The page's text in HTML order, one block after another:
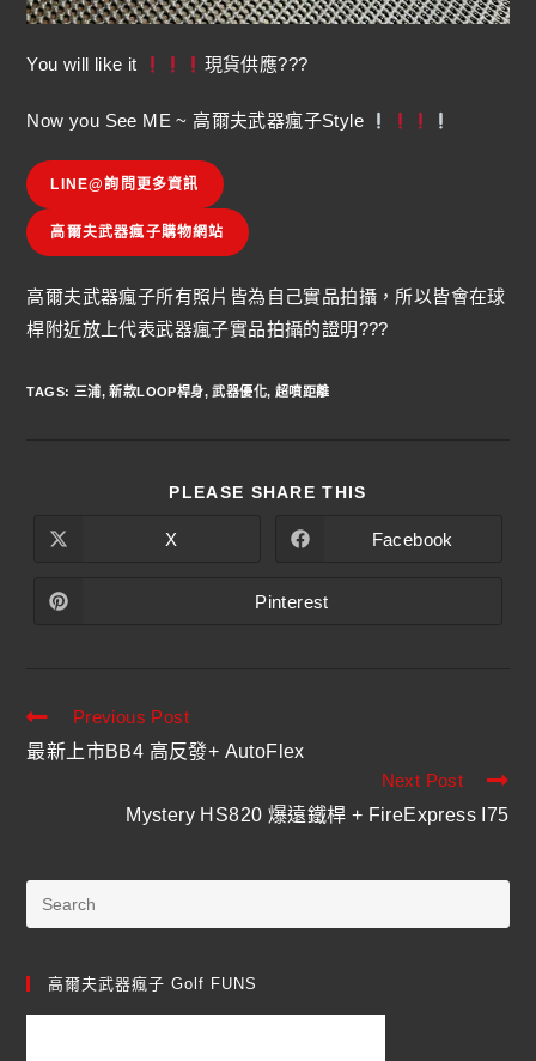
You will like it 現貨供應???
Now you See ME ~ 高爾夫武器瘋子Style
LINE@詢問更多資訊
高爾夫武器瘋子購物網站
高爾夫武器瘋子所有照片皆為自己實品拍攝，所以皆會在球
桿附近放上代表武器瘋子實品拍攝的證明???
TAGS: 三浦, 新款LOOP桿身, 武器優化, 超噴距離
PLEASE SHARE THIS
X Facebook
Pinterest
Previous Post
最新上市BB4 高反發+ AutoFlex
Next Post
Mystery HS820 爆遠鐵桿 + FireExpress I75
高爾夫武器瘋子 Golf FUNS